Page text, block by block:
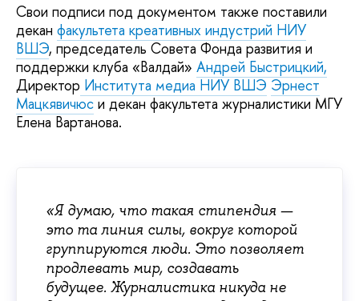
Свои подписи под документом также поставили
декан факультета креативных индустрий НИУ
ВШЭ, председатель Совета Фонда развития и
поддержки клуба «Валдай» Андрей Быстрицкий,
Директор Института медиа НИУ ВШЭ Эрнест
Мацкявичюс и декан факультета журналистики МГУ
Елена Вартанова.
«Я думаю, что такая стипендия —
это та линия силы, вокруг которой
группируются люди. Это позволяет
продлевать мир, создавать
будущее. Журналистика никуда не